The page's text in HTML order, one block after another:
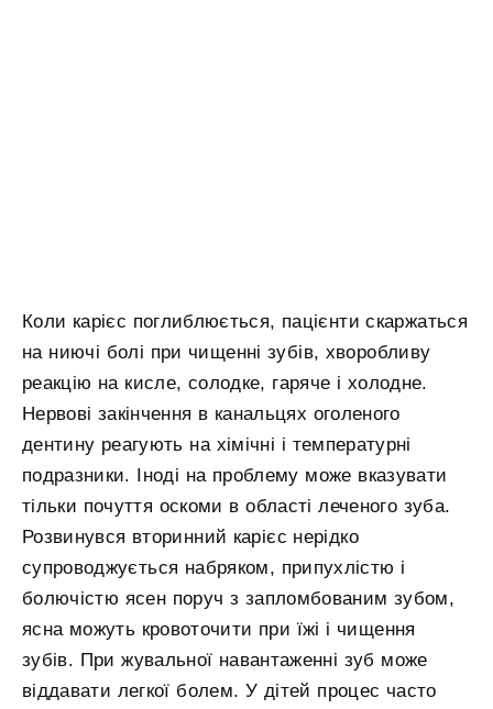
Коли карієс поглиблюється, пацієнти скаржаться
на ниючі болі при чищенні зубів, хворобливу
реакцію на кисле, солодке, гаряче і холодне.
Нервові закінчення в канальцях оголеного
дентину реагують на хімічні і температурні
подразники. Іноді на проблему може вказувати
тільки почуття оскоми в області леченого зуба.
Розвинувся вторинний карієс нерідко
супроводжується набряком, припухлістю і
болючістю ясен поруч з запломбованим зубом,
ясна можуть кровоточити при їжі і чищення
зубів. При жувальної навантаженні зуб може
віддавати легкої болем. У дітей процес часто